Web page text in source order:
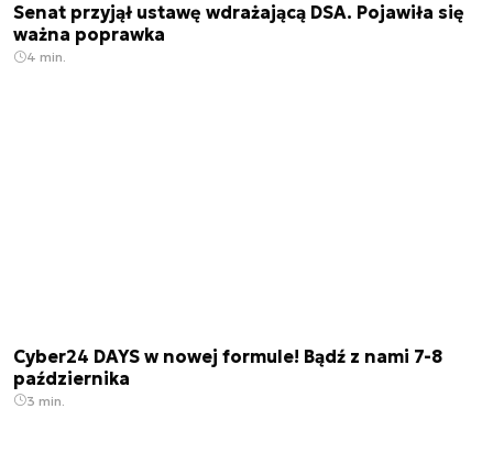
Senat przyjął ustawę wdrażającą DSA. Pojawiła się
ważna poprawka
4 min.
Cyber24 DAYS w nowej formule! Bądź z nami 7-8
października
3 min.